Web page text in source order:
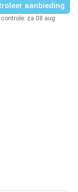
aanbieding
za 08 aug